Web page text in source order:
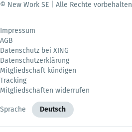
© New Work SE | Alle Rechte vorbehalten
Impressum
AGB
Datenschutz bei XING
Datenschutzerklärung
Mitgliedschaft kündigen
Tracking
Mitgliedschaften widerrufen
Sprache Deutsch